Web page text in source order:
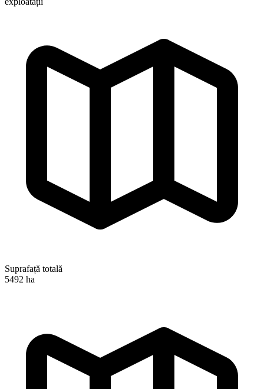
Suprafață totală
5492 ha